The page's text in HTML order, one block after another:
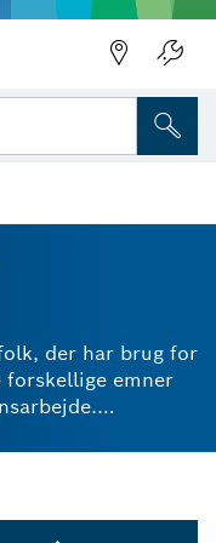
der har brug for
emner
stærk